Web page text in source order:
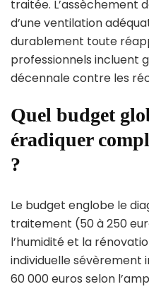
traitée. L’assèchement
d’une ventilation
durablement toute
professionnels incluent
décennale contre les
Quel budget
éradiquer
?
Le budget englobe le
traitement (50 à 250
l’humidité et la
individuelle sévèrement
60 000 euros selon